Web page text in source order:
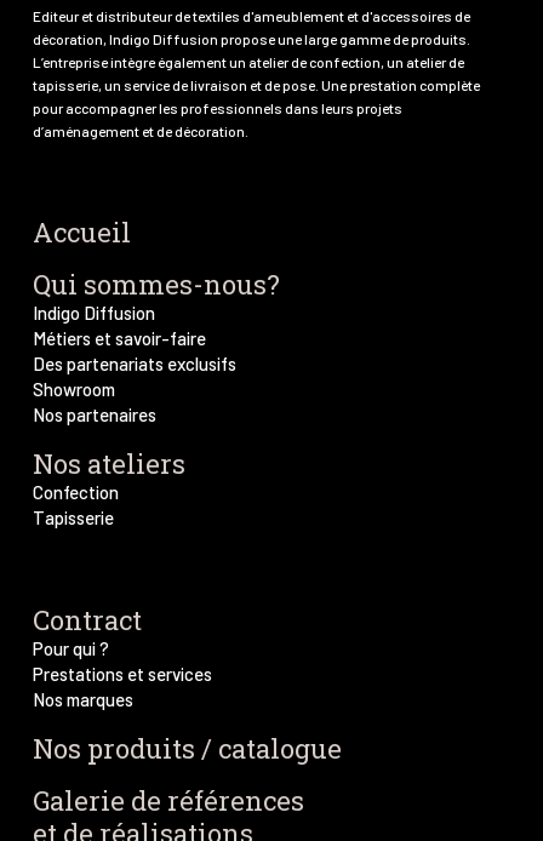
Editeur et distributeur de textiles d'ameublement et d'accessoires de
décoration, Indigo Diffusion propose une large gamme de produits.
L’entreprise intègre également un atelier de confection, un atelier de
tapisserie, un service de livraison et de pose. Une prestation complète
pour accompagner les professionnels dans leurs projets
d’aménagement et de décoration.
Accueil
Qui sommes-nous?
Indigo Diffusion
Métiers et savoir-faire
Des partenariats exclusifs
Showroom
Nos partenaires
Nos ateliers
Confection
Tapisserie
Contract
Pour qui ?
Prestations et services
Nos marques
Nos produits / catalogue
Galerie de références
et de réalisations